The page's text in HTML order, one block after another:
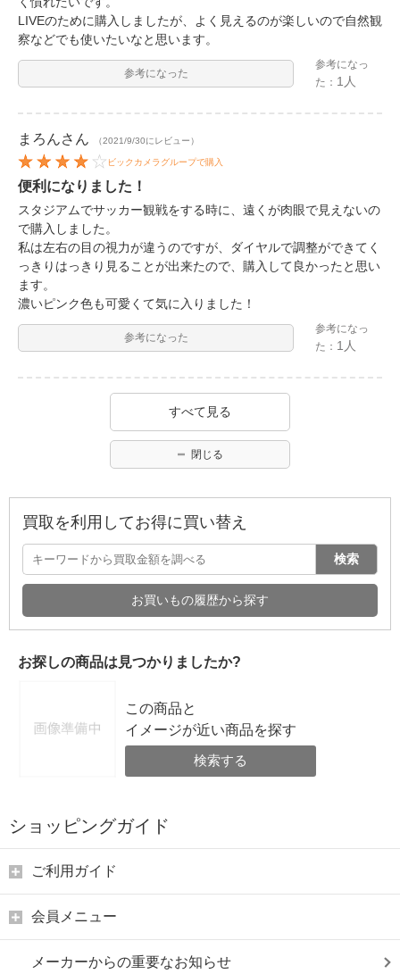
LIVEのために購入しましたが、よく見えるのが楽しいので自然観
察などでも使いたいなと思います。
参考になった
参考になっ
た： 1人
まろんさん （2021/9/30にレビュー）
ビックカメラグループで購入
便利になりました！
スタジアムでサッカー観戦をする時に、遠くが肉眼で見えないの
で購入しました。
私は左右の目の視力が違うのですが、ダイヤルで調整ができてく
っきりはっきり見ることが出来たので、購入して良かったと思い
ます。
濃いピンク色も可愛くて気に入りました！
参考になった
参考になっ
た： 1人
すべて見る
閉じる
買取を利用してお得に買い替え
検索
お買いもの履歴から探す
お探しの商品は見つかりましたか?
この商品と
イメージが近い商品を探す
検索する
ショッピングガイド
ご利用ガイド
会員メニュー
メーカーからの重要なお知らせ